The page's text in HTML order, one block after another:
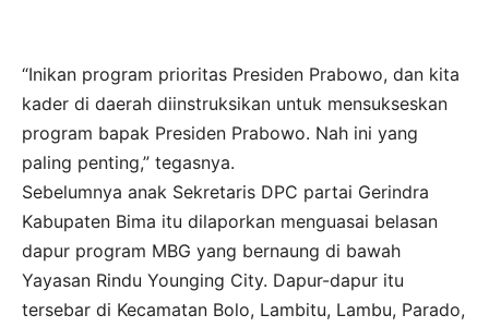
“Inikan program prioritas Presiden Prabowo, dan kita
kader di daerah diinstruksikan untuk mensukseskan
program bapak Presiden Prabowo. Nah ini yang
paling penting,” tegasnya.
Sebelumnya anak Sekretaris DPC partai Gerindra
Kabupaten Bima itu dilaporkan menguasai belasan
dapur program MBG yang bernaung di bawah
Yayasan Rindu Younging City. Dapur-dapur itu
tersebar di Kecamatan Bolo, Lambitu, Lambu, Parado,